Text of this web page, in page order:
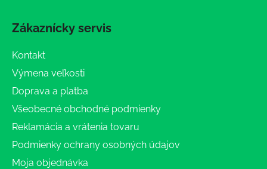
Zákaznícky servis
Kontakt
Výmena veľkosti
Doprava a platba
Všeobecné obchodné podmienky
Reklamácia a vrátenia tovaru
Podmienky ochrany osobných údajov
Moja objednávka